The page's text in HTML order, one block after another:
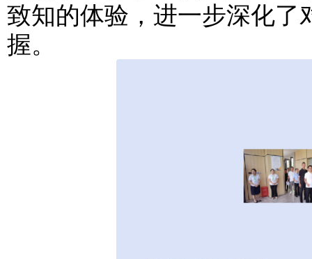
致知的体验，进一步深化了
握。